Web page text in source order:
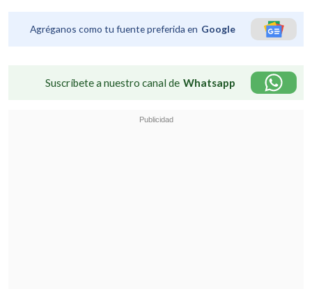
Agréganos como tu fuente preferida en Google
Suscríbete a nuestro canal de Whatsapp